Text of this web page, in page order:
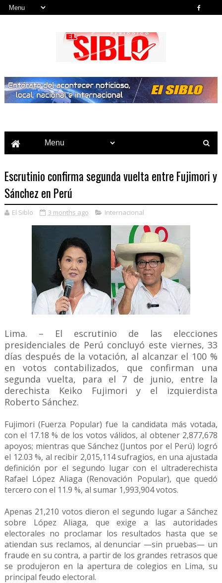
Escrutinio confirma segunda vuelta entre Fujimori y
Sánchez en Perú
El Siblo 3 months ago Internacional
Lima. – El escrutinio de las elecciones
presidenciales de Perú concluyó este viernes, 33
días después de la votación, al alcanzar el 100 %
en votos contabilizados, que confirman una
segunda vuelta, para el 7 de junio, entre la
derechista Keiko Fujimori y el izquierdista
Roberto Sánchez.
Fujimori (Fuerza Popular) fue la candidata más votada,
con el 17.18 % de los votos válidos, al obtener 2,877,678
apoyos; mientras que Sánchez (Juntos por el Perú) logró
el 12.03 %, al recibir 2,015,114 sufragios, en una ajustada
definición por el segundo lugar con el ultraderechista
Rafael López Aliaga (Renovación Popular), que quedó
tercero con el 11.9 %, al sumar 1,993,904 votos.
Apenas 21,210 votos dieron el segundo lugar a Sánchez
sobre López Aliaga, que exige a las autoridades
electorales no proclamar los resultados hasta que se
atiendan sus reclamos, al denunciar —sin pruebas— un
fraude en su contra, a partir de los grandes retrasos que
se produjeron en la apertura de colegios en Lima, su
principal feudo electoral.